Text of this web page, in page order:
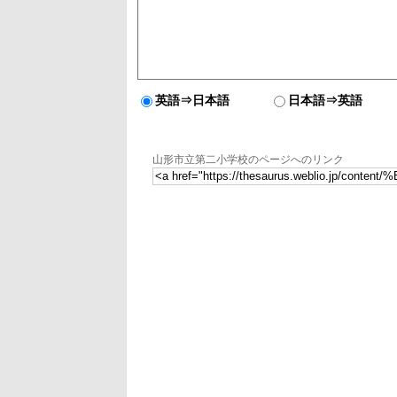
英語⇒日本語 日本語⇒英語
山形市立第二小学校のページへのリンク